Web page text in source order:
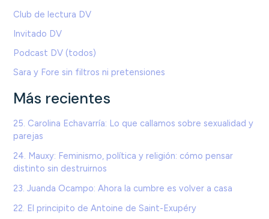
Club de lectura DV
Invitado DV
Podcast DV (todos)
Sara y Fore sin filtros ni pretensiones
Más recientes
25. Carolina Echavarría: Lo que callamos sobre sexualidad y
parejas
24. Mauxy: Feminismo, política y religión: cómo pensar
distinto sin destruirnos
23. Juanda Ocampo: Ahora la cumbre es volver a casa
22. El principito de Antoine de Saint-Exupéry